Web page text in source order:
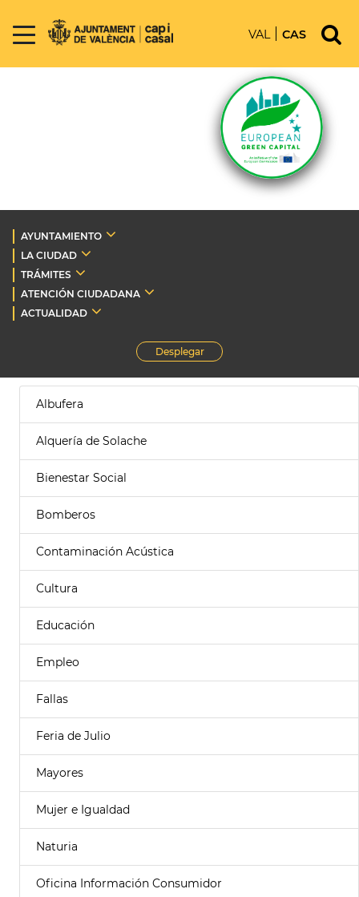
VAL CAS
AYUNTAMIENTO
LA CIUDAD
TRÁMITES
ATENCIÓN CIUDADANA
ACTUALIDAD
Desplegar
Albufera
Alquería de Solache
Bienestar Social
Bomberos
Contaminación Acústica
Cultura
Educación
Empleo
Fallas
Feria de Julio
Mayores
Mujer e Igualdad
Naturia
Oficina Información Consumidor